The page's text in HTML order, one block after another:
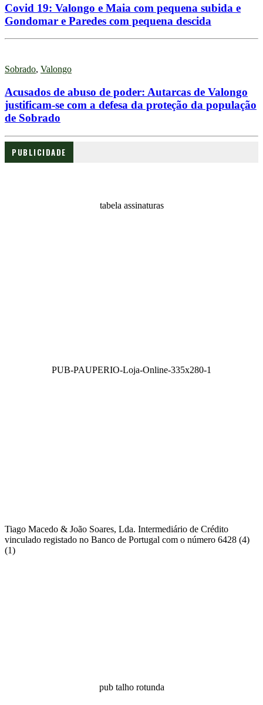
Covid 19: Valongo e Maia com pequena subida e
Gondomar e Paredes com pequena descida
Sobrado, Valongo
Acusados de abuso de poder: Autarcas de Valongo
justificam-se com a defesa da proteção da população
de Sobrado
PUBLICIDADE
tabela assinaturas
PUB-PAUPERIO-Loja-Online-335x280-1
Tiago Macedo & João Soares, Lda. Intermediário de Crédito
vinculado registado no Banco de Portugal com o número 6428 (4)
(1)
pub talho rotunda